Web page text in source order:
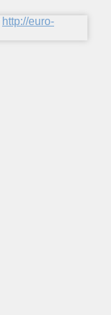
http://euro-